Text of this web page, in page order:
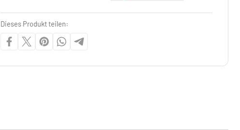
Dieses Produkt teilen: